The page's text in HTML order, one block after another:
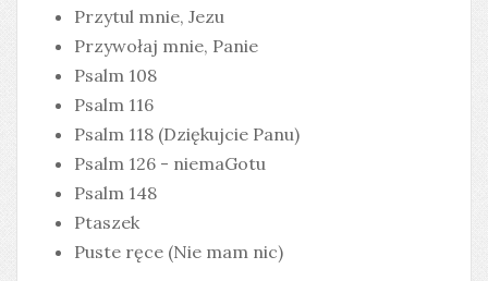
Przytul mnie, Jezu
Przywołaj mnie, Panie
Psalm 108
Psalm 116
Psalm 118 (Dziękujcie Panu)
Psalm 126 - niemaGotu
Psalm 148
Ptaszek
Puste ręce (Nie mam nic)